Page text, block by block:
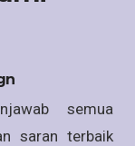
semua
saran terbaik